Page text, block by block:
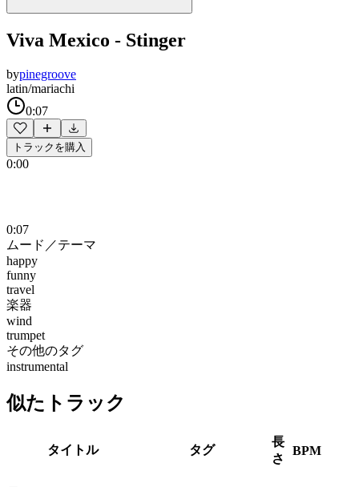
Viva Mexico - Stinger
bypinegroove
latin/mariachi
0:07
トラックを購入
0:00
0:07
ムード／テーマ
happy
funny
travel
楽器
wind
trumpet
その他のタグ
instrumental
似たトラック
タイトル タグ
長
さ
BPM